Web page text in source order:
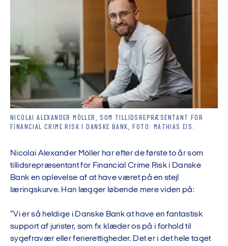
NICOLAI ALEXANDER MÖLLER, SOM TILLIDSREPRÆSENTANT FOR
FINANCIAL CRIME RISK I DANSKE BANK, FOTO: MATHIAS EIS.
Nicolai Alexander Möller har efter de første to år som
tillidsrepræsentant for Financial Crime Risk i Danske
Bank en oplevelse af at have været på en stejl
læringskurve. Han lægger løbende mere viden på:
”Vi er så heldige i Danske Bank at have en fantastisk
support af jurister, som fx klæder os på i forhold til
sygefravær eller ferierettigheder. Det er i det hele taget